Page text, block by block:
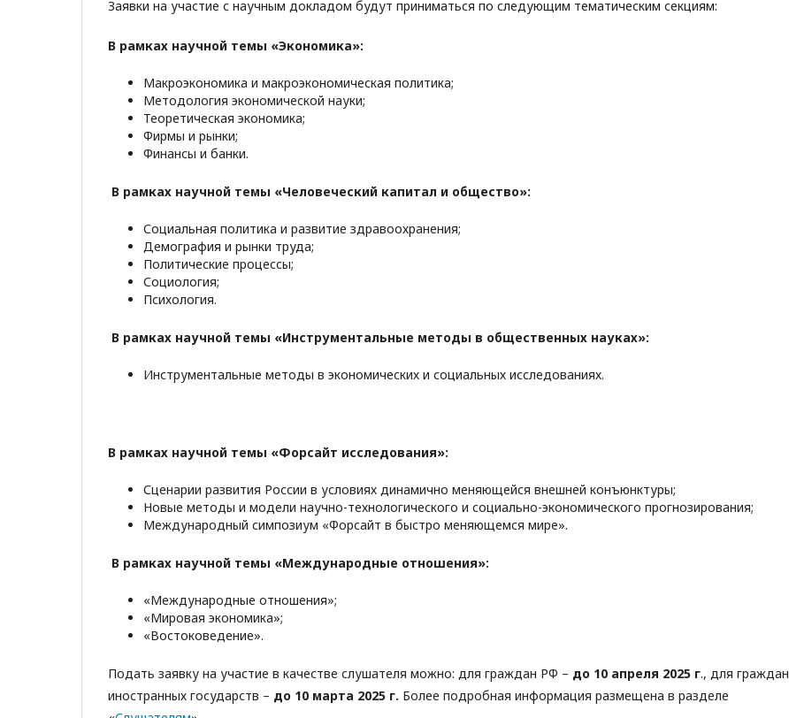
Заявки на участие с научным докладом будут приниматься по следующим тематическим секциям:
В рамках научной темы «Экономика»:
Макроэкономика и макроэкономическая политика;
Методология экономической науки;
Теоретическая экономика;
Фирмы и рынки;
Финансы и банки.
В рамках научной темы «Человеческий капитал и общество»:
Социальная политика и развитие здравоохранения;
Демография и рынки труда;
Политические процессы;
Социология;
Психология.
В рамках научной темы «Инструментальные методы в общественных науках»:
Инструментальные методы в экономических и социальных исследованиях.
В рамках научной темы «Форсайт исследования»:
Сценарии развития России в условиях динамично меняющейся внешней конъюнктуры;
Новые методы и модели научно-технологического и социально-экономического прогнозирования;
Международный симпозиум «Форсайт в быстро меняющемся мире».
В рамках научной темы «Международные отношения»:
«Международные отношения»;
«Мировая экономика»;
«Востоковедение».
Подать заявку на участие в качестве слушателя можно: для граждан РФ – до 10 апреля 2025 г., для граждан
иностранных государств – до 10 марта 2025 г. Более подробная информация размещена в разделе